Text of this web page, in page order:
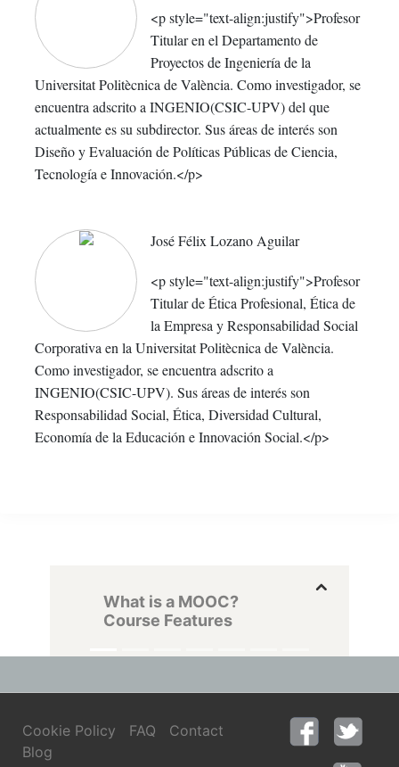
<p style="text-align:justify">Profesor
Titular en el Departamento de
Proyectos de Ingeniería de la
Universitat Politècnica de València. Como investigador, se
encuentra adscrito a INGENIO(CSIC-UPV) del que
actualmente es su subdirector. Sus áreas de interés son
Diseño y Evaluación de Políticas Públicas de Ciencia,
Tecnología e Innovación.</p>
José Félix Lozano Aguilar
<p style="text-align:justify">Profesor
Titular de Ética Profesional, Ética de
la Empresa y Responsabilidad Social
Corporativa en la Universitat Politècnica de València.
Como investigador, se encuentra adscrito a
INGENIO(CSIC-UPV). Sus áreas de interés son
Responsabilidad Social, Ética, Diversidad Cultural,
Economía de la Educación e Innovación Social.</p>
What is a MOOC?
Course Features
Cookie Policy FAQ
Contact
Blog